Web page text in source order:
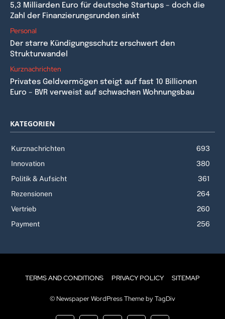
5,3 Milliarden Euro für deutsche Startups – doch die
Zahl der Finanzierungsrunden sinkt
Personal
Der starre Kündigungsschutz erschwert den
Strukturwandel
Kurznachrichten
Privates Geldvermögen steigt auf fast 10 Billionen
Euro – BVR verweist auf schwachen Wohnungsbau
KATEGORIEN
Kurznachrichten
693
Innovation
380
Politik & Aufsicht
361
Rezensionen
264
Vertrieb
260
Payment
256
TERMS AND CONDITIONS PRIVACY POLICY SITEMAP
© Newspaper WordPress Theme by TagDiv